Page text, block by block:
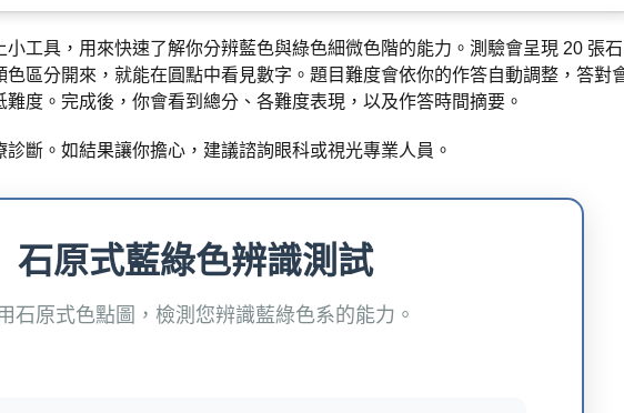
工具，用來快速了解你分辨藍色與綠色細微色階的能力。測驗會呈現 20 張石
區分開來，就能在圓點中看見數字。題目難度會依你的作答自動調整，答對
度。完成後，你會看到總分、各難度表現，以及作答時間摘要。
斷。如結果讓你擔心，建議諮詢眼科或視光專業人員。
石原式藍綠色辨識測試
石原式色點圖，檢測您辨識藍綠色系的能力。